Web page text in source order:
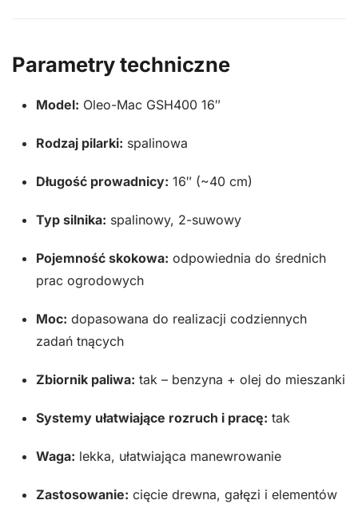
Parametry techniczne
Model: Oleo-Mac GSH400 16″
Rodzaj pilarki: spalinowa
Długość prowadnicy: 16″ (~40 cm)
Typ silnika: spalinowy, 2-suwowy
Pojemność skokowa: odpowiednia do średnich
prac ogrodowych
Moc: dopasowana do realizacji codziennych
zadań tnących
Zbiornik paliwa: tak – benzyna + olej do mieszanki
Systemy ułatwiające rozruch i pracę: tak
Waga: lekka, ułatwiająca manewrowanie
Zastosowanie: cięcie drewna, gałęzi i elementów